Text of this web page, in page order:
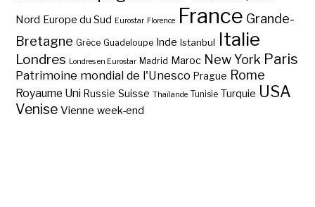
Nord Europe du Sud Eurostar Florence France Grande-
Bretagne Grèce Guadeloupe Inde Istanbul Italie
Londres Londres en Eurostar Madrid Maroc New York Paris
Patrimoine mondial de l'Unesco Prague Rome
Royaume Uni Russie Suisse Thaïlande Tunisie Turquie USA
Venise Vienne week-end
Sur quelle île